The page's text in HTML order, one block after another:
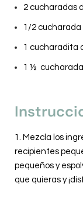
2 cucharadas
1/2
1 cucharadita
1 ½
1. Mezcla los
recipientes
pequeños y
que quieras y